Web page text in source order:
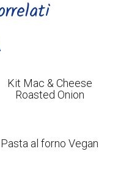
Kit Mac & Cheese
Roasted Onion
Pasta al forno Vegan